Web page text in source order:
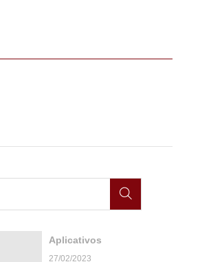
Aplicativos
27/02/2023